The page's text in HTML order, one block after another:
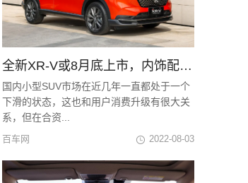
全新XR-V或8月底上市，内饰配置将有大变化！
国内小型SUV市场在近几年一直都处于一个
下滑的状态，这也和用户消费升级有很大关
系，但在合资...
百车网 2022-08-03